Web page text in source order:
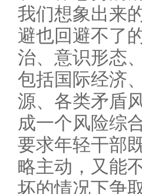
我们想象出来
避也回避不了
治、意识形态
包括国际经济
源、各类矛盾
成一个风险综
要求年轻干部
略主动，又能
坏的情况下争